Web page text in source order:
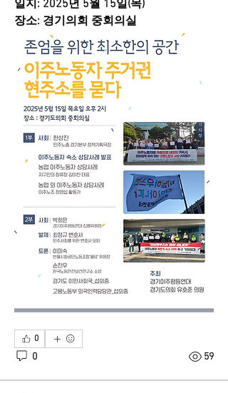
일지: 2025년 5월 15일(목)
장소: 경기의회 중회의실
0
0 59